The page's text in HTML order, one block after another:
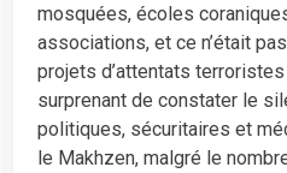
mosquées, écoles
associations, et ce n’était
projets d’attentats
surprenant de constater le
politiques, sécuritaires et
le Makhzen, malgré le